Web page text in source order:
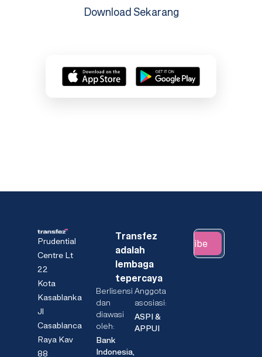
Download Sekarang
Prudential
Centre Lt
22
Kota
Kasablanka
Jl
Casablanca
Raya Kav
88
Transfez
adalah
lembaga
tepercaya
Berlisensi
dan
diawasi
oleh:
Bank
Indonesia,
Anggota
asosiasi:
ASPI &
APPUI
Subscribe